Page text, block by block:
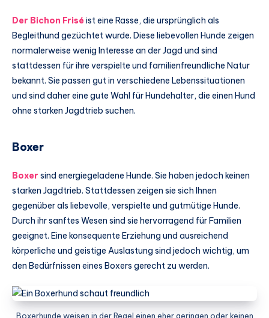
Der Bichon Frisé ist eine Rasse, die ursprünglich als
Begleithund gezüchtet wurde. Diese liebevollen Hunde zeigen
normalerweise wenig Interesse an der Jagd und sind
stattdessen für ihre verspielte und familienfreundliche Natur
bekannt. Sie passen gut in verschiedene Lebenssituationen
und sind daher eine gute Wahl für Hundehalter, die einen Hund
ohne starken Jagdtrieb suchen.
Boxer
Boxer sind energiegeladene Hunde. Sie haben jedoch keinen
starken Jagdtrieb. Stattdessen zeigen sie sich Ihnen
gegenüber als liebevolle, verspielte und gutmütige Hunde.
Durch ihr sanftes Wesen sind sie hervorragend für Familien
geeignet. Eine konsequente Erziehung und ausreichend
körperliche und geistige Auslastung sind jedoch wichtig, um
den Bedürfnissen eines Boxers gerecht zu werden.
Boxerhunde weisen in der Regel einen eher geringen oder keinen